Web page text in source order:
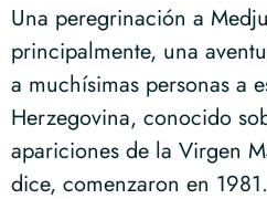
Una peregrinación a
principalmente, una
a muchísimas personas a
Herzegovina, conocido
apariciones de la Virgen
dice, comenzaron en